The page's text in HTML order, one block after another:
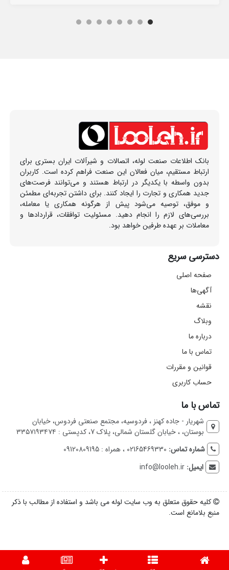
بانک اطلاعات صنعت لوله، اتصالات و شیرآلات ایران بستری برای
ارتباط مستقیم، میان فعالان این صنعت فراهم کرده است. کاربران
بدون واسطه با یکدیگر در ارتباط هستند و می‌توانند فرصت‌های
جدید همکاری و تجارت را ایجاد کنند. برای داشتن تجربه‌ای مطمئن
و موفق، توصیه می‌شود پیش از هرگونه همکاری یا معامله،
بررسی‌های لازم را انجام دهید. مسئولیت توافقات، قراردادها و
معاملات بر عهده طرفین خواهد بود.
دسترسی سریع
صفحه اصلی
آگهی‌ها
نقشه
وبلاگ
درباره ما
تماس با ما
قوانین و مقررات
حساب کاربری
تماس با ما
شهریار - جاده کهنز ، فردوسیه، مجتمع صنعتی فردوس، خیابان
بوستان، ، خیابان گلستان شمالی، پلاک 7، کدپستی : ۳۳۵۷۱۹۳۴۷۴
شماره تماس: 02165469330 ، همراه : 09120809195
ایمیل:info@looleh.ir
کلیه حقوق متعلق به وب سایت لوله می باشد و استفاده از مطالب با ذکر
منبع بلامانع است.